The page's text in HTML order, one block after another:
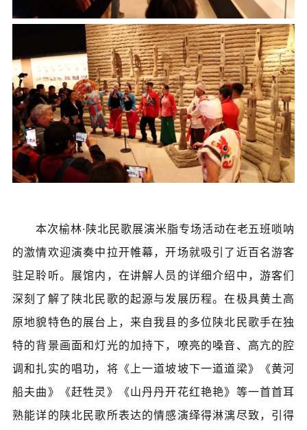
本次榆林·陕北民歌展演米脂专场活动在老五班唢呐
的激情欢迎演奏中拉开帷幕，开场就吸引了近百名游客
驻足聆听。展馆内，在讲解人员的详细介绍中，游客们
深刻了解了陕北民歌的起源与发展历程。在极具黄土高
原地貌特色的展台上，来自我县的多位陕北民歌手在独
特的背景画面和灯光的加持下，嘹亮的嗓音、高亢的腔
调和扎实的唱功，将《上一道坡坡下一道道梁》《黄河
船夫曲》《赶牲灵》《山丹丹开花红艳艳》等一首首耳
熟能详的陕北民歌所表达的情感演绎得淋漓尽致，引得